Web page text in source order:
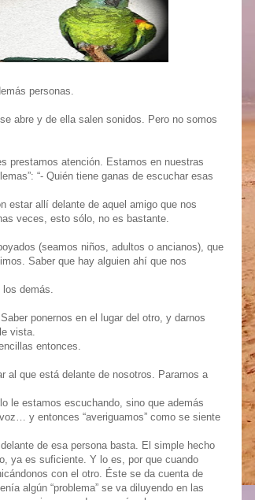
personas.
abre y de ella salen sonidos. Pero no somos
prestamos atención. Estamos en nuestras
“- Quién tiene ganas de escuchar esas
estar allí delante de aquel amigo que nos
veces, esto sólo, no es bastante.
(seamos niños, adultos o ancianos), que
Saber que hay alguien ahí que nos
los demás.
ponernos en el lugar del otro, y darnos
vista.
entonces.
al que está delante de nosotros. Pararnos a
le estamos escuchando, sino que además
y entonces “averiguamos” como se siente
de esa persona basta. El simple hecho
ya es suficiente. Y lo es, por que cuando
con el otro. Éste se da cuenta de
algún “problema” se va diluyendo en las